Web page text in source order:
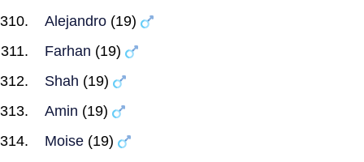
Alejandro (19)
Farhan (19)
Shah (19)
Amin (19)
Moise (19)